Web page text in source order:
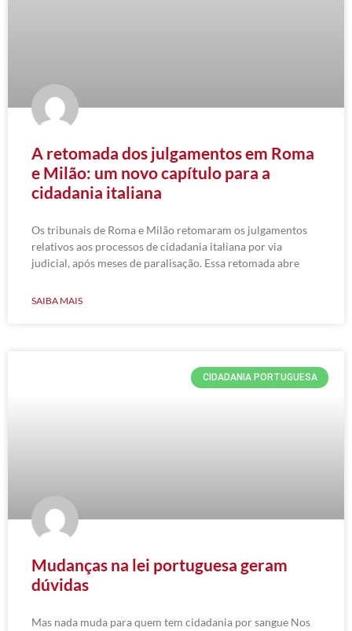
A retomada dos julgamentos em Roma
e Milão: um novo capítulo para a
cidadania italiana
Os tribunais de Roma e Milão retomaram os julgamentos
relativos aos processos de cidadania italiana por via
judicial, após meses de paralisação. Essa retomada abre
SAIBA MAIS
CIDADANIA PORTUGUESA
Mudanças na lei portuguesa geram
dúvidas
Mas nada muda para quem tem cidadania por sangue Nos